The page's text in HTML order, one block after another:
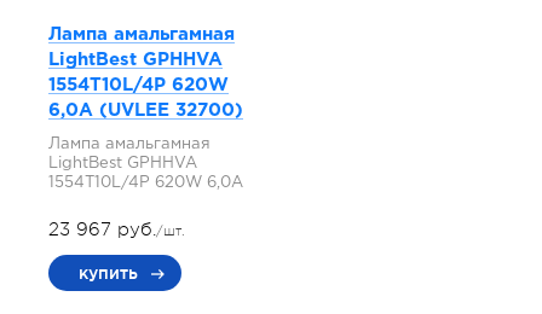
Лампа амальгамная
LightBest GPHHVA
1554T10L/4P 620W
6,0A (UVLEE 32700)
Лампа амальгамная
LightBest GPHHVA
1554T10L/4P 620W 6,0A
23 967 руб./шт.
купить